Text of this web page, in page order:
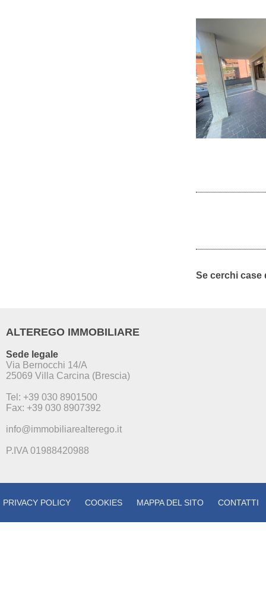
Se cerchi case
ALTEREGO IMMOBILIARE
Sede legale
Via Bernocchi 14/A
25069 Villa Carcina (Brescia)
Tel: +39 030 8901500
Fax: +39 030 8907392
info@immobiliarealterego.it
P.IVA 01988420988
PRIVACY POLICY COOKIES MAPPA DEL SITO CONTATTI